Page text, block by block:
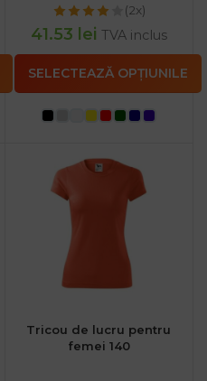
(2x)
41.53 lei TVA inclus
SELECTEAZĂ OPȚIUNILE
Tricou de lucru pentru
femei 140